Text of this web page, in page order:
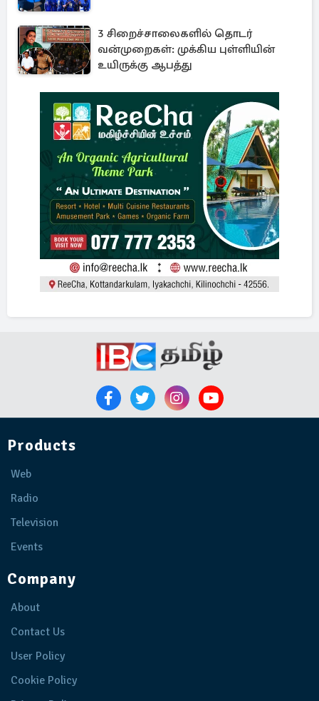
3 சிறைச்சாலைகளில் தொடர்
வன்முறைகள்: முக்கிய புள்ளியின்
உயிருக்கு ஆபத்து
Products
Web
Radio
Television
Events
Company
About
Contact Us
User Policy
Cookie Policy